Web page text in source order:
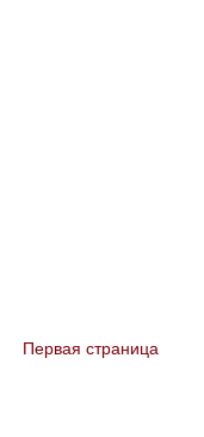
You are here
Первая страница